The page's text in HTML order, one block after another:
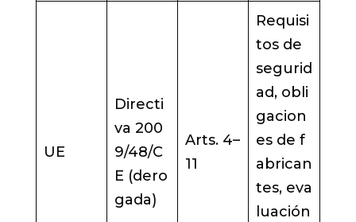
UE
Directi
va 200
9/48/C
E (dero
gada)
Arts. 4–
11
Requisi
tos de
segurid
ad, obli
gacion
es de f
abrican
tes, eva
luación